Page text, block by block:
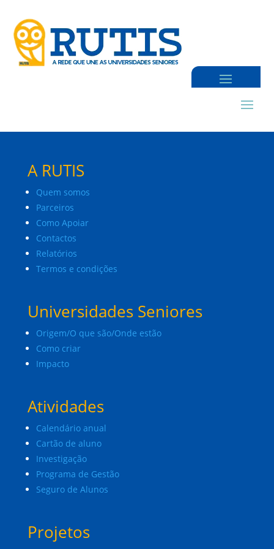
A RUTIS
Quem somos
Parceiros
Como Apoiar
Contactos
Relatórios
Termos e condições
Universidades Seniores
Origem/O que são/Onde estão
Como criar
Impacto
Atividades
Calendário anual
Cartão de aluno
Investigação
Programa de Gestão
Seguro de Alunos
Projetos